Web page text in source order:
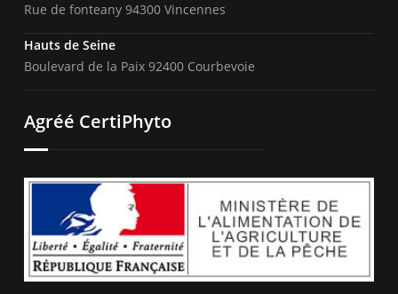
Rue de fonteany 94300 Vincennes
Hauts de Seine
Boulevard de la Paix 92400 Courbevoie
Agréé CertiPhyto